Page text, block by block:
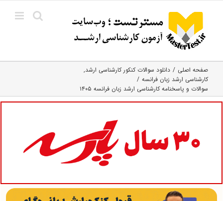
content
صفحه اصلی
دانلود سوالات کنکور کارشناسی ارشد
کارشناسی ارشد زبان فرانسه
سوالات و پاسخنامه کارشناسی ارشد زبان فرانسه ۱۴۰۵